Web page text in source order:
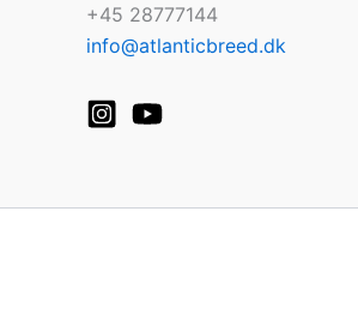
+45 28777144
info@atlanticbreed.dk